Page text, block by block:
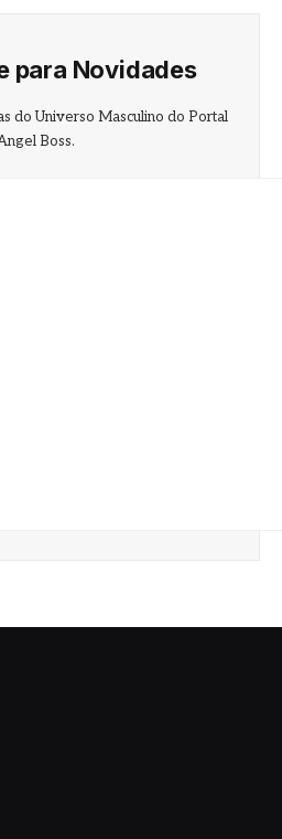
para Novidades
do Universo Masculino do Portal
Boss.